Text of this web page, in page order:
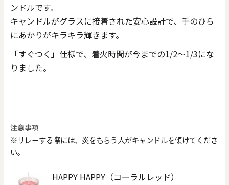
ンドルです。
キャンドルがグラスに接着された安心設計で、手のひら
にあかりがキラキラ輝きます。
「すぐつく」仕様で、着火時間が今までの1/2～1/3にな
りました。
注意事項
※リレーする際には、炎をもらう人がキャンドルを傾けてくださ
い。
HAPPY HAPPY（コーラルレッド）